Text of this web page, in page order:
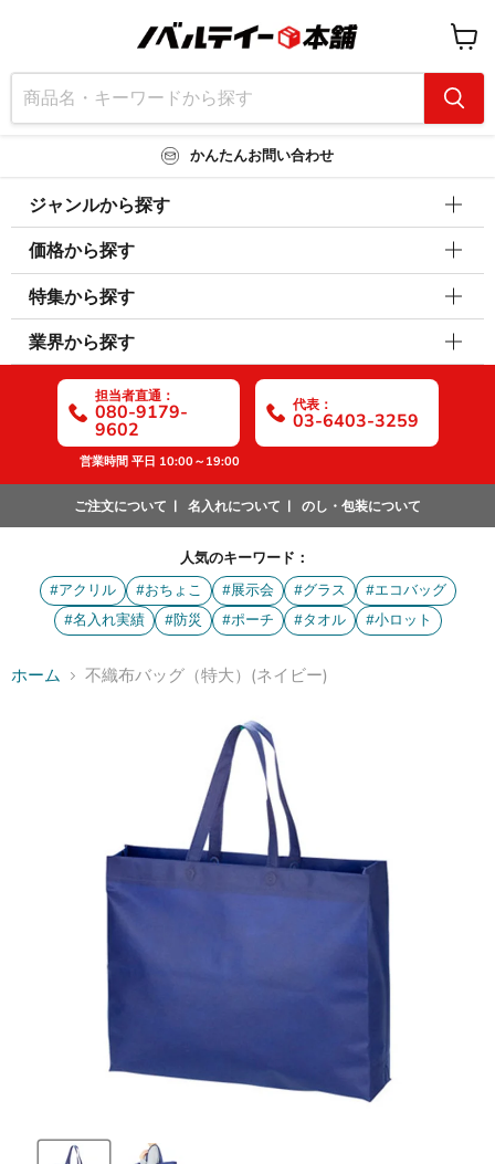
カ
ー
ト
を
見
かんたんお問い合わせ
ジャンルから探す
価格から探す
特集から探す
業界から探す
担当者直通：
080-9179-
9602
代表：
03-6403-3259
営業時間 平日 10:00～19:00
ご注文について 名入れについて のし・包装について
人気のキーワード：
#アクリル
#おちょこ #展示会 #グラス
#エコバッグ
#名入れ実績
#防災 #ポーチ #タオル #小ロット
ホーム 不織布バッグ（特大）(ネイビー)